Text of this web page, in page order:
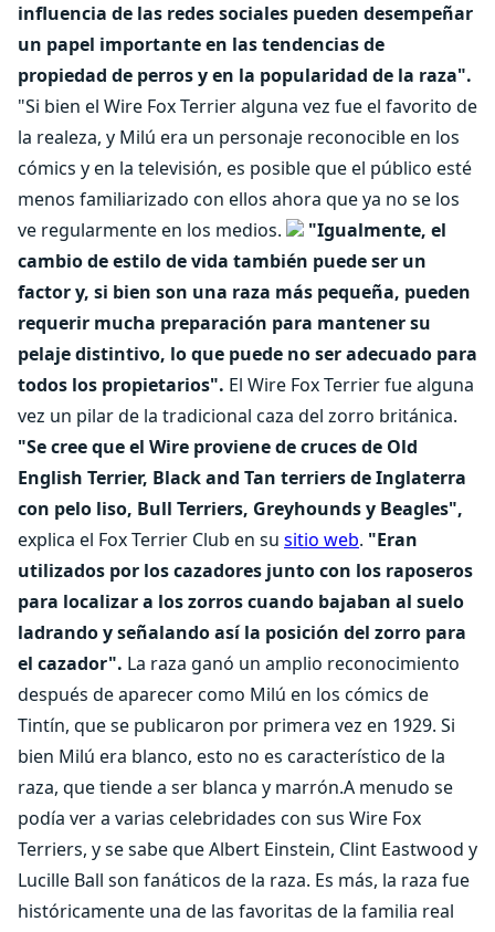
influencia de las redes sociales pueden desempeñar
un papel importante en las tendencias de
propiedad de perros y en la popularidad de la raza".
"Si bien el Wire Fox Terrier alguna vez fue el favorito de
la realeza, y Milú era un personaje reconocible en los
cómics y en la televisión, es posible que el público esté
menos familiarizado con ellos ahora que ya no se los
ve regularmente en los medios.
"Igualmente, el
cambio de estilo de vida también puede ser un
factor y, si bien son una raza más pequeña, pueden
requerir mucha preparación para mantener su
pelaje distintivo, lo que puede no ser adecuado para
todos los propietarios". El Wire Fox Terrier fue alguna
vez un pilar de la tradicional caza del zorro británica.
"Se cree que el Wire proviene de cruces de Old
English Terrier, Black and Tan terriers de Inglaterra
con pelo liso, Bull Terriers, Greyhounds y Beagles",
explica el Fox Terrier Club en su sitio web. "Eran
utilizados por los cazadores junto con los raposeros
para localizar a los zorros cuando bajaban al suelo
ladrando y señalando así la posición del zorro para
el cazador". La raza ganó un amplio reconocimiento
después de aparecer como Milú en los cómics de
Tintín, que se publicaron por primera vez en 1929. Si
bien Milú era blanco, esto no es característico de la
raza, que tiende a ser blanca y marrón.A menudo se
podía ver a varias celebridades con sus Wire Fox
Terriers, y se sabe que Albert Einstein, Clint Eastwood y
Lucille Ball son fanáticos de la raza. Es más, la raza fue
históricamente una de las favoritas de la familia real